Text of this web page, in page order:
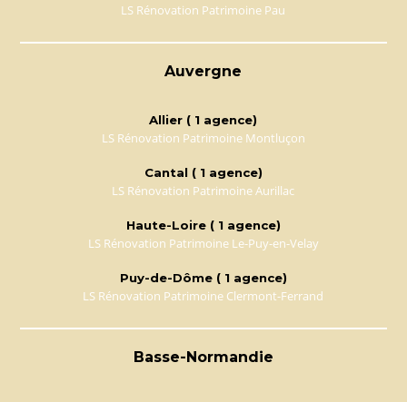
LS Rénovation Patrimoine Pau
Auvergne
Allier ( 1 agence)
LS Rénovation Patrimoine Montluçon
Cantal ( 1 agence)
LS Rénovation Patrimoine Aurillac
Haute-Loire ( 1 agence)
LS Rénovation Patrimoine Le-Puy-en-Velay
Puy-de-Dôme ( 1 agence)
LS Rénovation Patrimoine Clermont-Ferrand
Basse-Normandie